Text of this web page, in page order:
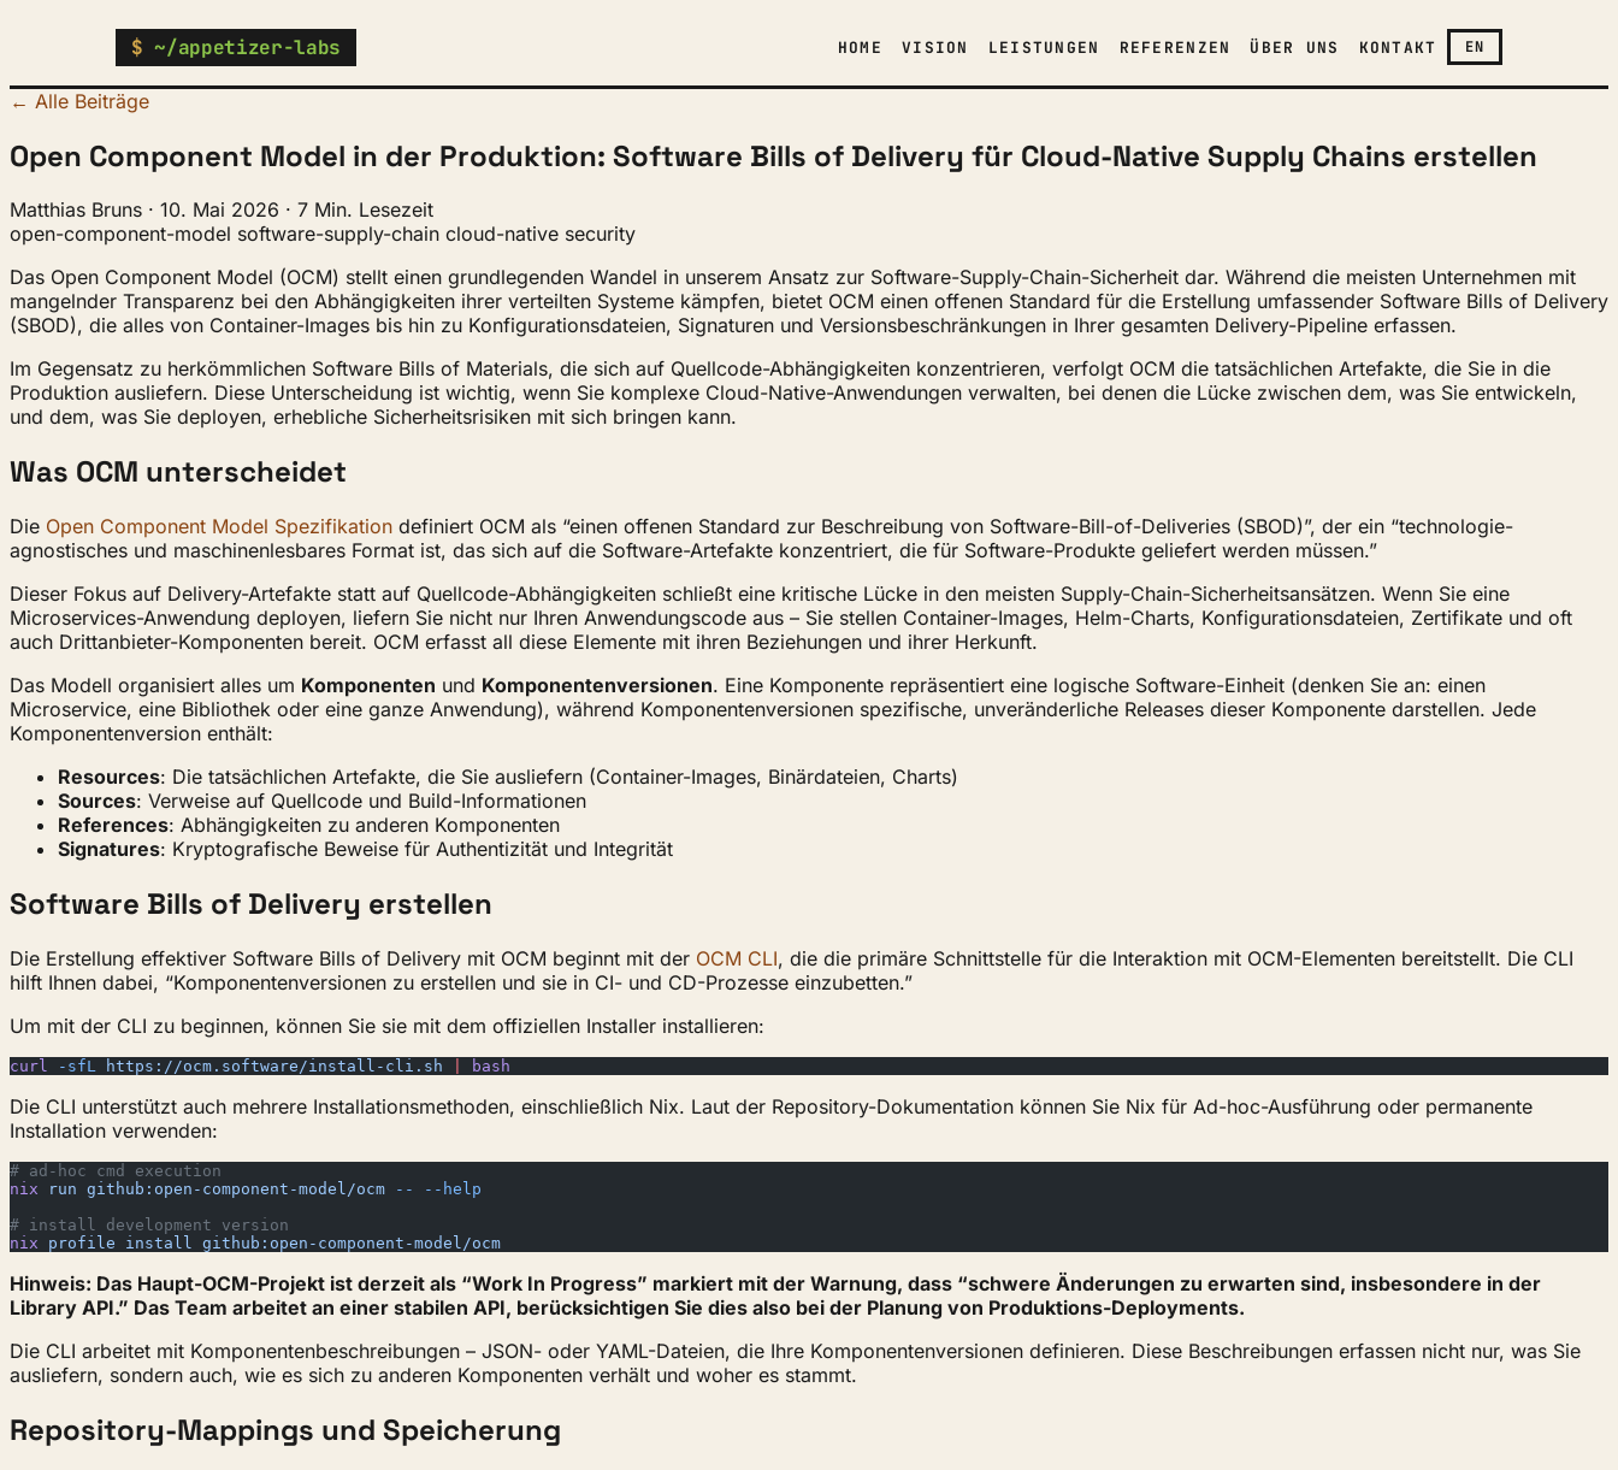
$ ~/appetizer-labs HOME VISION LEISTUNGEN REFERENZEN ÜBER UNS KONTAKT EN
← Alle Beiträge
Open Component Model in der Produktion: Software Bills of Delivery für Cloud-Native Supply Chains erstellen
Matthias Bruns · 10. Mai 2026 · 7 Min. Lesezeit
open-component-model software-supply-chain cloud-native security
Das Open Component Model (OCM) stellt einen grundlegenden Wandel in unserem Ansatz zur Software-Supply-Chain-Sicherheit dar. Während die meisten Unternehmen mit
mangelnder Transparenz bei den Abhängigkeiten ihrer verteilten Systeme kämpfen, bietet OCM einen offenen Standard für die Erstellung umfassender Software Bills of Delivery
(SBOD), die alles von Container-Images bis hin zu Konfigurationsdateien, Signaturen und Versionsbeschränkungen in Ihrer gesamten Delivery-Pipeline erfassen.
Im Gegensatz zu herkömmlichen Software Bills of Materials, die sich auf Quellcode-Abhängigkeiten konzentrieren, verfolgt OCM die tatsächlichen Artefakte, die Sie in die
Produktion ausliefern. Diese Unterscheidung ist wichtig, wenn Sie komplexe Cloud-Native-Anwendungen verwalten, bei denen die Lücke zwischen dem, was Sie entwickeln,
und dem, was Sie deployen, erhebliche Sicherheitsrisiken mit sich bringen kann.
Was OCM unterscheidet
Die Open Component Model Spezifikation definiert OCM als “einen offenen Standard zur Beschreibung von Software-Bill-of-Deliveries (SBOD)”, der ein “technologie-
agnostisches und maschinenlesbares Format ist, das sich auf die Software-Artefakte konzentriert, die für Software-Produkte geliefert werden müssen.”
Dieser Fokus auf Delivery-Artefakte statt auf Quellcode-Abhängigkeiten schließt eine kritische Lücke in den meisten Supply-Chain-Sicherheitsansätzen. Wenn Sie eine
Microservices-Anwendung deployen, liefern Sie nicht nur Ihren Anwendungscode aus – Sie stellen Container-Images, Helm-Charts, Konfigurationsdateien, Zertifikate und oft
auch Drittanbieter-Komponenten bereit. OCM erfasst all diese Elemente mit ihren Beziehungen und ihrer Herkunft.
Das Modell organisiert alles um Komponenten und Komponentenversionen. Eine Komponente repräsentiert eine logische Software-Einheit (denken Sie an: einen
Microservice, eine Bibliothek oder eine ganze Anwendung), während Komponentenversionen spezifische, unveränderliche Releases dieser Komponente darstellen. Jede
Komponentenversion enthält:
Resources: Die tatsächlichen Artefakte, die Sie ausliefern (Container-Images, Binärdateien, Charts)
Sources: Verweise auf Quellcode und Build-Informationen
References: Abhängigkeiten zu anderen Komponenten
Signatures: Kryptografische Beweise für Authentizität und Integrität
Software Bills of Delivery erstellen
Die Erstellung effektiver Software Bills of Delivery mit OCM beginnt mit der OCM CLI, die die primäre Schnittstelle für die Interaktion mit OCM-Elementen bereitstellt. Die CLI
hilft Ihnen dabei, “Komponentenversionen zu erstellen und sie in CI- und CD-Prozesse einzubetten.”
Um mit der CLI zu beginnen, können Sie sie mit dem offiziellen Installer installieren:
curl -sfL https://ocm.software/install-cli.sh bash
Die CLI unterstützt auch mehrere Installationsmethoden, einschließlich Nix. Laut der Repository-Dokumentation können Sie Nix für Ad-hoc-Ausführung oder permanente
Installation verwenden:
# ad-hoc cmd execution
nix run github:open-component-model/ocm --
--help
# install development version
nix profile install github:open-component-model/ocm
Hinweis: Das Haupt-OCM-Projekt ist derzeit als “Work In Progress” markiert mit der Warnung, dass “schwere Änderungen zu erwarten sind, insbesondere in der
Library API.” Das Team arbeitet an einer stabilen API, berücksichtigen Sie dies also bei der Planung von Produktions-Deployments.
Die CLI arbeitet mit Komponentenbeschreibungen – JSON- oder YAML-Dateien, die Ihre Komponentenversionen definieren. Diese Beschreibungen erfassen nicht nur, was Sie
ausliefern, sondern auch, wie es sich zu anderen Komponenten verhält und woher es stammt.
Repository-Mappings und Speicherung